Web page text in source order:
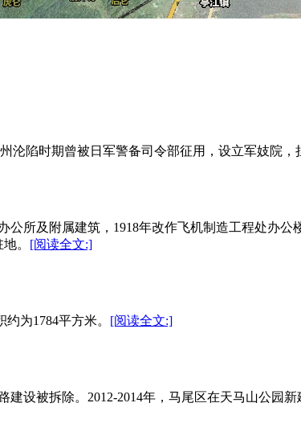
陷时期曾被日军警备司令部征用，设立军妓院，
所及附属建筑，1918年改作飞机制造工程处办公
。 [阅读全文:]
为1784平方米。 [阅读全文:]
设被拆除。2012-2014年，马尾区在天马山公园